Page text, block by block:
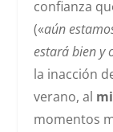
confianza
(«aún
estará bien y
la inacción
verano, al
momentos